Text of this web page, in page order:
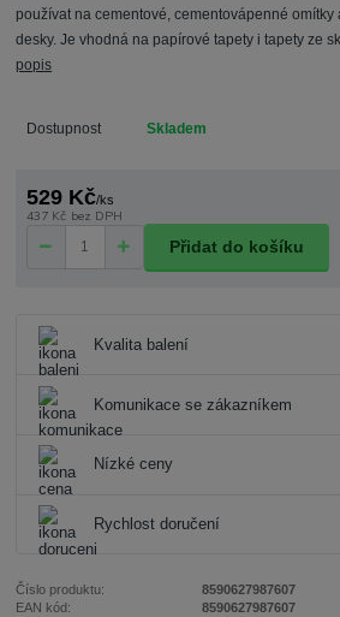
používat na cementové, cementovápenné
desky. Je vhodná na papírové tapety i tapety ze
popis
Dostupnost Skladem
529 Kč/ks
437 Kč bez DPH
Přidat do košíku
Kvalita balení
Komunikace se zákazníkem
Nízké ceny
Rychlost doručení
Číslo produktu:
8590627987607
EAN kód:
8590627987607